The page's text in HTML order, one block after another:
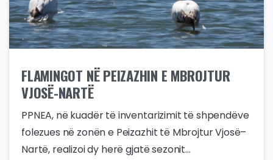
FLAMINGOT NË PEIZAZHIN E MBROJTUR
VJOSË-NARTË
PPNEA, në kuadër të inventarizimit të shpendëve
folezues në zonën e Peizazhit të Mbrojtur Vjosë–
Nartë, realizoi dy herë gjatë sezonit...